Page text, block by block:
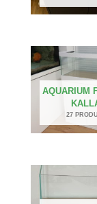
AQUARIUM
27